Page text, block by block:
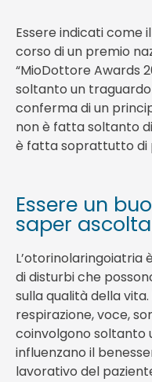
Essere indicati come
corso di un premio
“MioDottore Awards
soltanto un
conferma di un
non è fatta soltanto
è fatta soprattutto di
Essere un
saper
L’otorinolaringoiatria
di disturbi che
sulla qualità della
respirazione, voce,
coinvolgono soltanto
influenzano il
lavorativo del